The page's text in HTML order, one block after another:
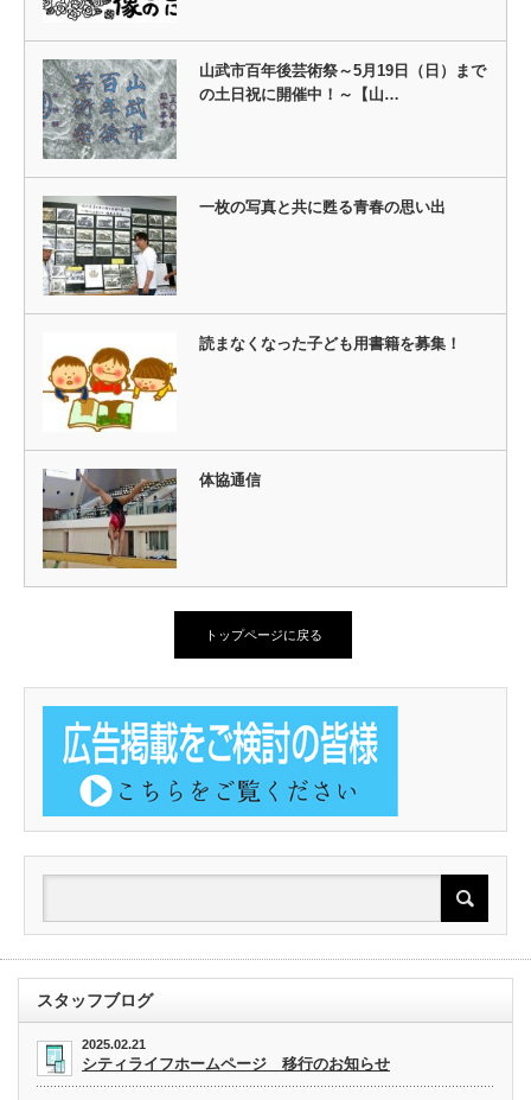
⼭武市百年後芸術祭～5月19⽇（日）まで
の⼟⽇祝に開催中！～【⼭…
一枚の写真と共に甦る青春の思い出
読まなくなった子ども用書籍を募集！
体協通信
トップページに戻る
スタッフブログ
2025.02.21
シティライフホームページ 移行のお知らせ